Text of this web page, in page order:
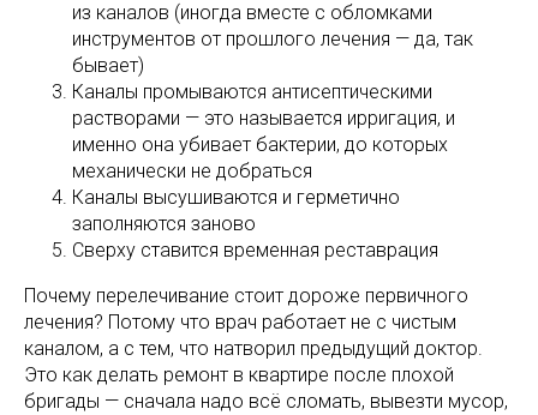
из каналов (иногда вместе с обломками
инструментов от прошлого лечения — да, так
бывает)
Каналы промываются антисептическими
растворами — это называется ирригация, и
именно она убивает бактерии, до которых
механически не добраться
Каналы высушиваются и герметично
заполняются заново
Сверху ставится временная реставрация
Почему перелечивание стоит дороже первичного
лечения? Потому что врач работает не с чистым
каналом, а с тем, что натворил предыдущий доктор.
Это как делать ремонт в квартире после плохой
бригады — сначала надо всё сломать, вывезти мусор,